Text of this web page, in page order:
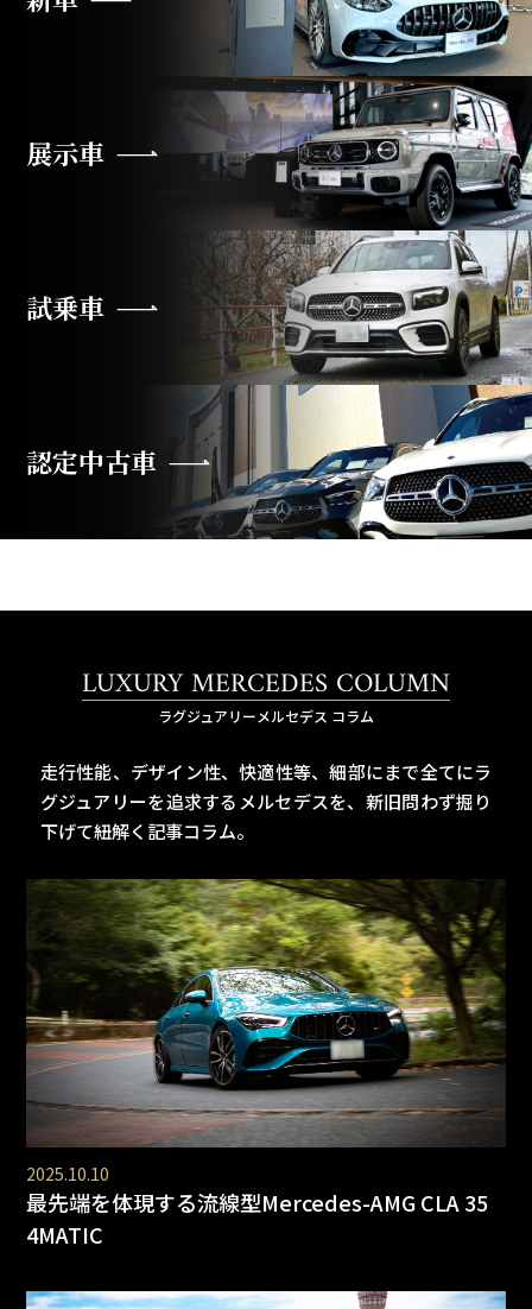
展示車
試乗車
認定中古車
LUXURY MERCEDES COLUMN
ラグジュアリーメルセデス コラム
走行性能、デザイン性、快適性等、細部にまで全てにラ
グジュアリーを追求するメルセデスを、 新旧問わず掘り
下げて紐解く記事コラム。
2025.10.10
最先端を体現する流線型Mercedes-AMG CLA 35
4MATIC